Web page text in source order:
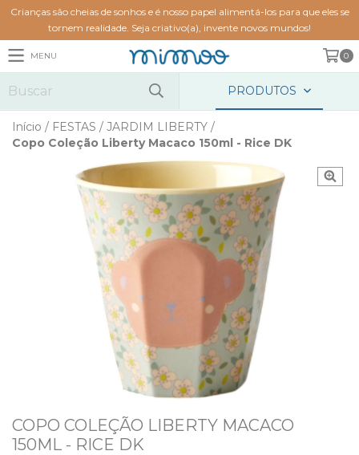
Crianças são cheias de sonhos e é nosso papel alimentá-los para que eles se
tornem realidade. Seja criativo(a), invente novos mundos!
MENU 0
PRODUTOS
Início / FESTAS / JARDIM LIBERTY /
Copo Coleção Liberty Macaco 150ml - Rice DK
COPO COLEÇÃO LIBERTY MACACO
150ML - RICE DK